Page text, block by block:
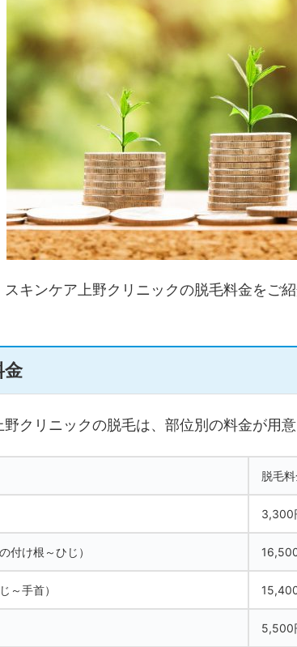
キンケア上野クリニックの脱毛料金をご紹
金
クリニックの脱毛は、部位別の料金が用意
脱毛料
3,300
付け根～ひじ）
～手首）
5,500